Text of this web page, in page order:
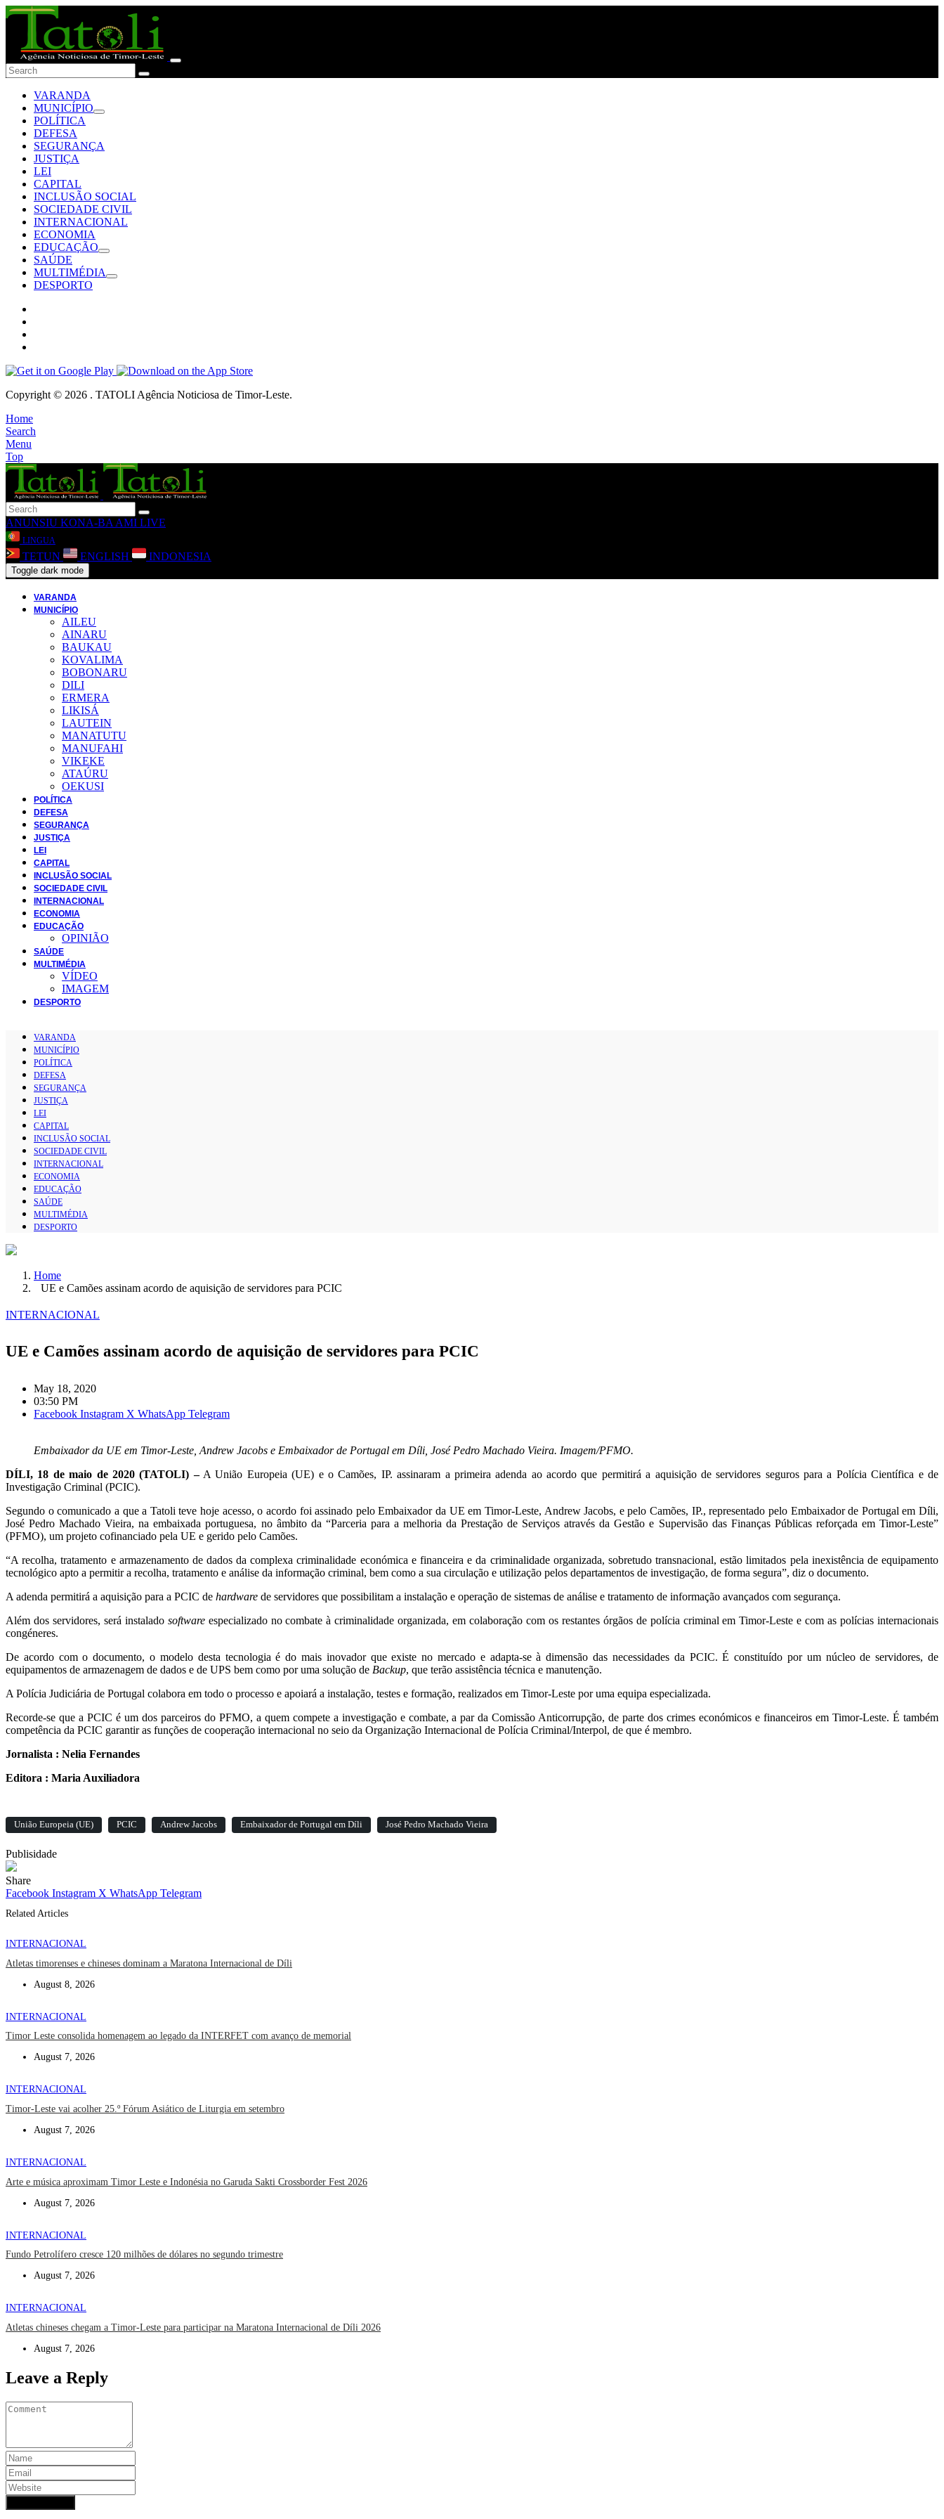
VARANDA
MUNICÍPIO
POLÍTICA
DEFESA
SEGURANÇA
JUSTIÇA
LEI
CAPITAL
INCLUSÃO SOCIAL
SOCIEDADE CIVIL
INTERNACIONAL
ECONOMIA
EDUCAÇÃO
SAÚDE
MULTIMÉDIA
DESPORTO
Copyright © 2026 . TATOLI Agência Noticiosa de Timor-Leste.
Home
Search
Menu
Top
ANUNSIU KONA-BA AMI LIVE
LINGUA
TETUN ENGLISH INDONESIA
Toggle dark mode
VARANDA
MUNICÍPIO
AILEU
AINARU
BAUKAU
KOVALIMA
BOBONARU
DILI
ERMERA
LIKISÁ
LAUTEIN
MANATUTU
MANUFAHI
VIKEKE
ATAÚRU
OEKUSI
POLÍTICA
DEFESA
SEGURANÇA
JUSTIÇA
LEI
CAPITAL
INCLUSÃO SOCIAL
SOCIEDADE CIVIL
INTERNACIONAL
ECONOMIA
EDUCAÇÃO
OPINIÃO
SAÚDE
MULTIMÉDIA
VÍDEO
IMAGEM
DESPORTO
VARANDA
MUNICÍPIO
POLÍTICA
DEFESA
SEGURANÇA
JUSTIÇA
LEI
CAPITAL
INCLUSÃO SOCIAL
SOCIEDADE CIVIL
INTERNACIONAL
ECONOMIA
EDUCAÇÃO
SAÚDE
MULTIMÉDIA
DESPORTO
Home
UE e Camões assinam acordo de aquisição de servidores para PCIC
INTERNACIONAL
UE e Camões assinam acordo de aquisição de servidores para PCIC
May 18, 2020
03:50 PM
Facebook Instagram X WhatsApp Telegram
Embaixador da UE em Timor-Leste, Andrew Jacobs e Embaixador de Portugal em Díli, José Pedro Machado Vieira. Imagem/PFMO.
DÍLI, 18 de maio de 2020 (TATOLI) –A União Europeia (UE) e o Camões, IP. assinaram a primeira adenda ao acordo que permitirá a aquisição de servidores seguros para a Polícia Científica e de
Investigação Criminal (PCIC).
Segundo o comunicado a que a Tatoli teve hoje acesso, o acordo foi assinado pelo Embaixador da UE em Timor-Leste, Andrew Jacobs, e pelo Camões, IP., representado pelo Embaixador de Portugal em Díli,
José Pedro Machado Vieira, na embaixada portuguesa, no âmbito da “Parceria para a melhoria da Prestação de Serviços através da Gestão e Supervisão das Finanças Públicas reforçada em Timor-Leste”
(PFMO), um projeto cofinanciado pela UE e gerido pelo Camões.
“A recolha, tratamento e armazenamento de dados da complexa criminalidade económica e financeira e da criminalidade organizada, sobretudo transnacional, estão limitados pela inexistência de equipamento
tecnológico apto a permitir a recolha, tratamento e análise da informação criminal, bem como a sua circulação e utilização pelos departamentos de investigação, de forma segura”, diz o documento.
A adenda permitirá a aquisição para a PCIC de hardware de servidores que possibilitam a instalação e operação de sistemas de análise e tratamento de informação avançados com segurança.
Além dos servidores, será instalado software especializado no combate à criminalidade organizada, em colaboração com os restantes órgãos de polícia criminal em Timor-Leste e com as polícias internacionais
congéneres.
De acordo com o documento, o modelo desta tecnologia é do mais inovador que existe no mercado e adapta-se à dimensão das necessidades da PCIC. É constituído por um núcleo de servidores, de
equipamentos de armazenagem de dados e de UPS bem como por uma solução de Backup, que terão assistência técnica e manutenção.
A Polícia Judiciária de Portugal colabora em todo o processo e apoiará a instalação, testes e formação, realizados em Timor-Leste por uma equipa especializada.
Recorde-se que a PCIC é um dos parceiros do PFMO, a quem compete a investigação e combate, a par da Comissão Anticorrupção, de parte dos crimes económicos e financeiros em Timor-Leste. É também
competência da PCIC garantir as funções de cooperação internacional no seio da Organização Internacional de Polícia Criminal/Interpol, de que é membro.
Jornalista : Nelia Fernandes
Editora : Maria Auxiliadora
União Europeia (UE) PCIC Andrew Jacobs Embaixador de Portugal em Díli José Pedro Machado Vieira
Publisidade
Share
Facebook Instagram X WhatsApp Telegram
Related Articles
INTERNACIONAL
Atletas timorenses e chineses dominam a Maratona Internacional de Díli
August 8, 2026
INTERNACIONAL
Timor Leste consolida homenagem ao legado da INTERFET com avanço de memorial
August 7, 2026
INTERNACIONAL
Timor-Leste vai acolher 25.º Fórum Asiático de Liturgia em setembro
August 7, 2026
INTERNACIONAL
Arte e música aproximam Timor Leste e Indonésia no Garuda Sakti Crossborder Fest 2026
August 7, 2026
INTERNACIONAL
Fundo Petrolífero cresce 120 milhões de dólares no segundo trimestre
August 7, 2026
INTERNACIONAL
Atletas chineses chegam a Timor-Leste para participar na Maratona Internacional de Díli 2026
August 7, 2026
Leave a Reply